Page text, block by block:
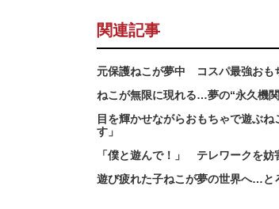
関連記事
元保護ねこが夢中 コスパ最強おも
ねこが無限に現れる…夢の“永久機
目を輝かせながらおもちゃで遊ぶ
す」
「僕と遊んで！」 テレワークを妨
遊び疲れた子ねこが夢の世界へ…と